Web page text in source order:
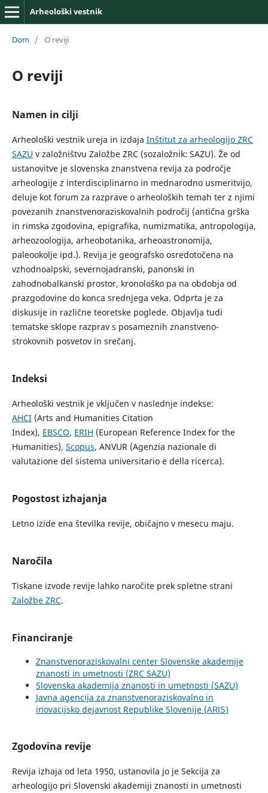
Arheološki vestnik
Dom / O reviji
O reviji
Namen in cilji
Arheološki vestnik ureja in izdaja Inštitut za arheologijo ZRC
SAZU v založništvu Založbe ZRC (sozaložnik: SAZU). Že od
ustanovitve je slovenska znanstvena revija za področje
arheologije z interdisciplinarno in mednarodno usmeritvijo,
deluje kot forum za razprave o arheoloških temah ter z njimi
povezanih znanstvenoraziskovalnih področij (antična grška
in rimska zgodovina, epigrafika, numizmatika, antropologija,
arheozoologija, arheobotanika, arheoastronomija,
paleookolje ipd.). Revija je geografsko osredotočena na
vzhodnoalpski, severnojadranski, panonski in
zahodnobalkanski prostor, kronološko pa na obdobja od
prazgodovine do konca srednjega veka. Odprta je za
diskusije in različne teoretske poglede. Objavlja tudi
tematske sklope razprav s posameznih znanstveno-
strokovnih posvetov in srečanj.
Indeksi
Arheološki vestnik je vključen v naslednje indekse:
AHCI(Arts and Humanities Citation
Index), EBSCO, ERIH (European Reference Index for the
Humanities), Scopus, ANVUR (Agenzia nazionale di
valutazione del sistema universitario e della ricerca).
Pogostost izhajanja
Letno izide ena številka revije, običajno v mesecu maju.
Naročila
Tiskane izvode revije lahko naročite prek spletne strani
Založbe ZRC.
Financiranje
Znanstvenoraziskovalni center Slovenske akademije
znanosti in umetnosti (ZRC SAZU)
Slovenska akademija znanosti in umetnosti (SAZU)
Javna agencija za znanstvenoraziskovalno in
inovacijsko dejavnost Republike Slovenije (ARIS)
Zgodovina revije
Revija izhaja od leta 1950, ustanovila jo je Sekcija za
arheologijo pri Slovenski akademiji znanosti in umetnosti